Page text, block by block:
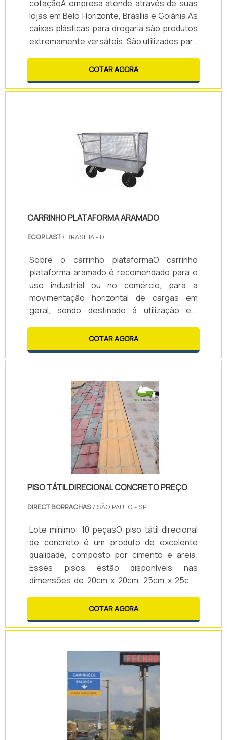
cotaçãoA empresa atende através de suas
lojas em Belo Horizonte, Brasília e Goiânia.As
caixas plásticas para drogaria são produtos
extremamente versáteis. São utilizados para
permitem a separação de materiais e
medicamentos.As caixas são desenvolvidas
pela Ecoplast e proporcionam diversas
materiais previamente separados; -
Praticidade de transp.
COTAR AGORA
CARRINHO PLATAFORMA ARAMADO
ECOPLAST/ BRASILIA - DF
Sobre o carrinho plataformaO carrinho
plataforma aramado é recomendado para o
uso industrial ou no comércio, para a
movimentação horizontal de cargas em
geral, sendo destinado à utilização em
quatro abas pode ser caracterizado como
um carro-plataforma de metal.Esse carrinho
plataforma aramado possui diversos
alguns casos, o carrinho se adequa
facilmente a diferentes segmentos,
favorecendo o serviço de transporte de.
COTAR AGORA
PISO TÁTIL DIRECIONAL CONCRETO PREÇO
DIRECT BORRACHAS / SÃO PAULO - SP
Lote mínimo: 10 peçasO piso tátil direcional
de concreto é um produto de excelente
qualidade, composto por cimento e areia.
Esses pisos estão disponíveis nas
dimensões de 20cm x 20cm, 25cm x 25cm,
amarelo, vermelho, preto e cinza, escolhidas
de acordo com a preferência de cada cliente.
Para a aquisição de piso tátil direcional
fatores que devem ser ponderados e
analisados com atenção.CARACTERÍSTICAS
DO PISO TÁTIL .
COTAR AGORA